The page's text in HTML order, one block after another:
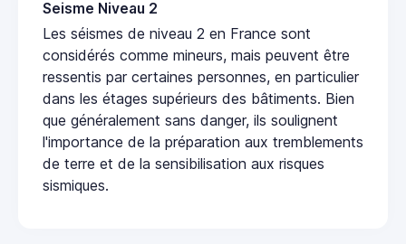
Seisme Niveau 2
Les séismes de niveau 2 en France sont
considérés comme mineurs, mais peuvent être
ressentis par certaines personnes, en particulier
dans les étages supérieurs des bâtiments. Bien
que généralement sans danger, ils soulignent
l'importance de la préparation aux tremblements
de terre et de la sensibilisation aux risques
sismiques.